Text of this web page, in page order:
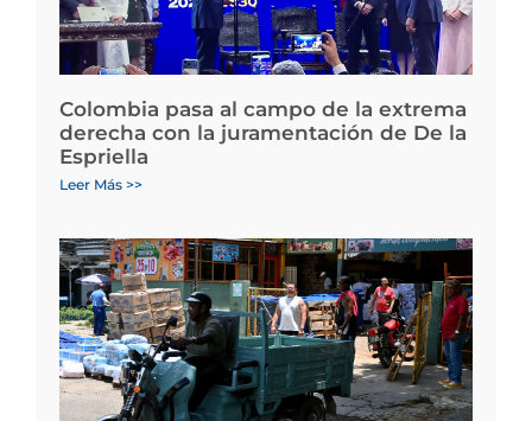
Colombia pasa al campo de la extrema
derecha con la juramentación de De la
Espriella
Leer Más >>